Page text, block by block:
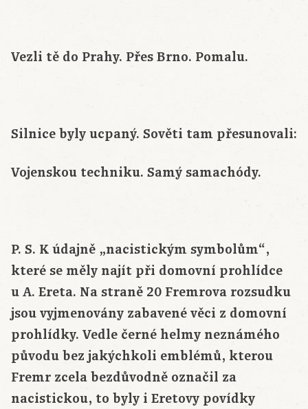
Vezli tě do Prahy. Přes Brno. Pomalu.
Silnice byly ucpaný. Sověti tam přesunovali:
Vojenskou techniku. Samý samachódy.
P. S. K údajně „nacistickým symbolům“,
které se měly najít při domovní prohlídce
u A. Ereta. Na straně 20 Fremrova rozsudku
jsou vyjmenovány zabavené věci z domovní
prohlídky. Vedle černé helmy neznámého
původu bez jakýchkoli emblémů, kterou
Fremr zcela bezdůvodně označil za
nacistickou, to byly i Eretovy povídky